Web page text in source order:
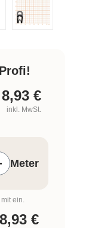
8,93 €
inkl. MwSt.
Meter
ein.
8,93 €